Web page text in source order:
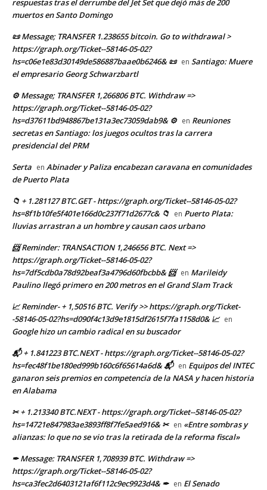
respuestas tras el derrumbe del Jet Set que dejó más de 200
muertos en Santo Domingo
📜 Message; TRANSFER 1.238655 bitcoin. Go to withdrawal >
https://graph.org/Ticket--58146-05-02?
hs=c06e1e83d30149de586887baae0b6246& 📜 en Santiago: Muere
el empresario Georg Schwarzbartl
⚙ Message; TRANSFER 1,266806 BTC. Withdraw =>
https://graph.org/Ticket--58146-05-02?
hs=d37611bd948867be131a3ec73059dab9& ⚙ en Reuniones
secretas en Santiago: los juegos ocultos tras la carrera
presidencial del PRM
Serta en Abinader y Paliza encabezan caravana en comunidades
de Puerto Plata
📁 + 1.281127 BTC.GET - https://graph.org/Ticket--58146-05-02?
hs=8f1b10fe5f401e166d0c237f71d2677c& 📁 en Puerto Plata:
lluvias arrastran a un hombre y causan caos urbano
📨 Reminder: TRANSACTION 1,246656 BTC. Next =>
https://graph.org/Ticket--58146-05-02?
hs=7df5cdb0a78d92beaf3a4796d60fbcbb& 📨 en Marileidy
Paulino llegó primero en 200 metros en el Grand Slam Track
📈 Reminder- + 1,50516 BTC. Verify >> https://graph.org/Ticket-
-58146-05-02?hs=d090f4c13d9e1815df2615f7fa1158d0& 📈 en
Google hizo un cambio radical en su buscador
📬 + 1.841223 BTC.NEXT - https://graph.org/Ticket--58146-05-02?
hs=fec48f1be180ed999b160c6f65614a6d& 📬 en Equipos del INTEC
ganaron seis premios en competencia de la NASA y hacen historia
en Alabama
✂ + 1.213340 BTC.NEXT - https://graph.org/Ticket--58146-05-02?
hs=14721e847983ae3893ff8f7fe5aed916& ✂ en «Entre sombras y
alianzas: lo que no se vio tras la retirada de la reforma fiscal»
✒ Message: TRANSFER 1,708939 BTC. Withdraw =>
https://graph.org/Ticket--58146-05-02?
hs=ca3fec2d6403121af6f112c9ec9923d4& ✒ en El Senado